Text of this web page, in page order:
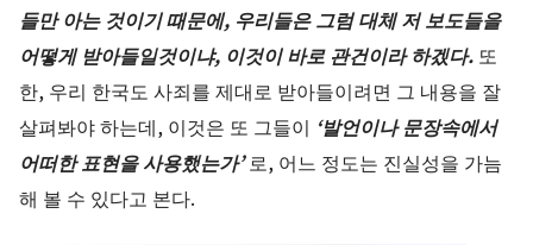
들만 아는 것이기 때문에, 우리들은 그럼 대체 저 보도들을
어떻게 받아들일것이냐, 이것이 바로 관건이라 하겠다. 또
한, 우리 한국도 사죄를 제대로 받아들이려면 그 내용을 잘
살펴봐야 하는데, 이것은 또 그들이 ‘발언이나 문장속에서
어떠한 표현을 사용했는가’로, 어느 정도는 진실성을 가늠
해 볼 수 있다고 본다.